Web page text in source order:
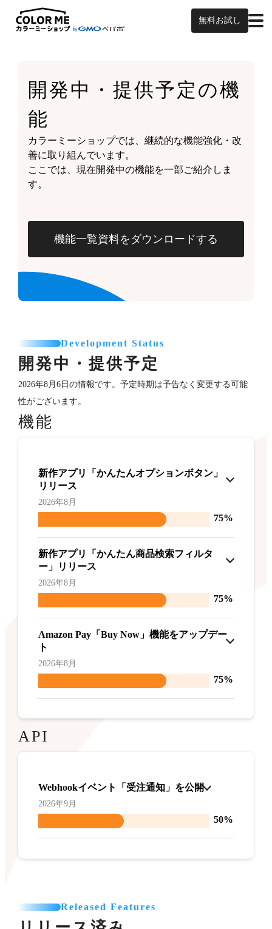
無料お試し
開発中・提供予定の機
能
カラーミーショップでは、継続的な機能強化・改
善に取り組んでいます。
ここでは、現在開発中の機能を一部ご紹介しま
す。
機能一覧資料をダウンロードする
Development Status
開発中・提供予定
2026年8月6日の情報です。予定時期は予告なく変更する可能
性がございます。
機能
新作アプリ「かんたんオプションボタン」
リリース
2026年8月
75%
新作アプリ「かんたん商品検索フィルタ
ー」リリース
2026年8月
75%
Amazon Pay「Buy Now」機能をアップデー
ト
2026年8月
75%
API
Webhookイベント「受注通知」を公開
2026年9月
50%
Released Features